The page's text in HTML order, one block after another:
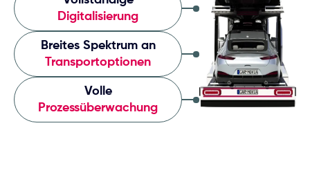
Digitalisierung
Breites Spektrum an
Transportoptionen
Volle
Prozessüberwachung